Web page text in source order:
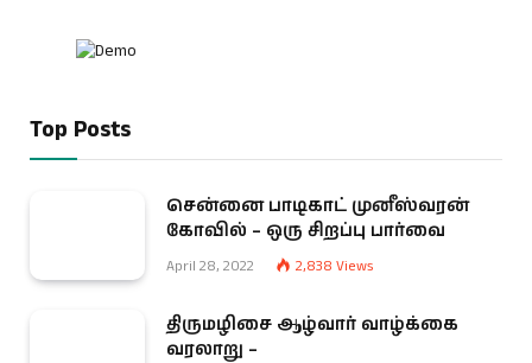
Top Posts
சென்னை பாடிகாட் முனீஸ்வரன்
கோவில் – ஒரு சிறப்பு பார்வை
April 28, 2022 2,838 Views
திருமழிசை ஆழ்வார் வாழ்க்கை
வரலாறு –